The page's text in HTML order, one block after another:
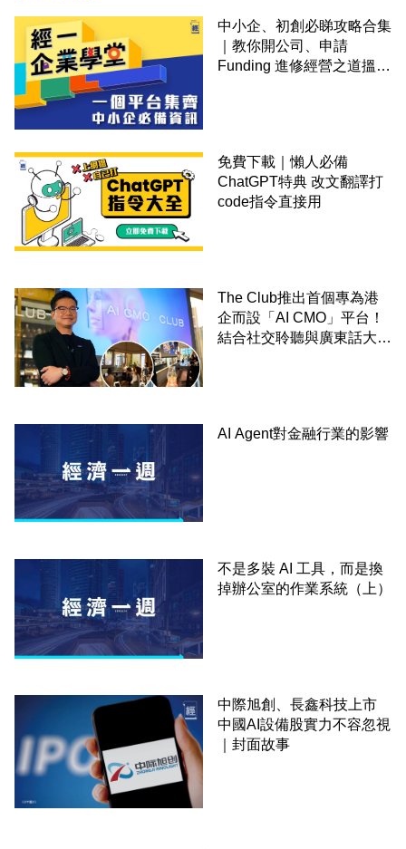
中小企、初創必睇攻略合集
｜教你開公司、申請
Funding 進修經營之道搵大
免費下載｜懶人必備
ChatGPT特典 改文翻譯打
code指令直接用
The Club推出首個專為港
企而設「AI CMO」平台！
結合社交聆聽與廣東話大模
AI Agent對金融行業的影響
不是多裝 AI 工具，而是換
掉辦公室的作業系統（上）
中際旭創、長鑫科技上市
中國AI設備股實力不容忽視
｜封面故事